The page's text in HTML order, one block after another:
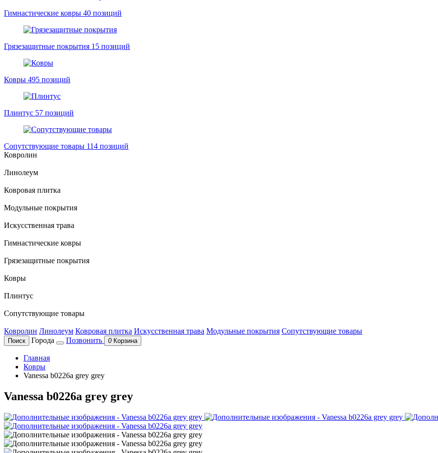
Гимнастические ковры 40 позиций
Грязезащитные покрытия 15 позиций
Ковры 495 позиций
Плинтус 57 позиций
Сопутствующие товары 114 позиций
Ковролин
Линолеум
Ковровая плитка
Модульные покрытия
Искусственная трава
Гимнастические ковры
Грязезащитные покрытия
Ковры
Плинтус
Сопутствующие товары
Ковролин Линолеум Ковровая плитка Искусственная трава Модульные покрытия Сопутствующие товары
Поиск Города Позвонить 0 Корзина
Главная
Ковры
Vanessa b0226a grey grey
Vanessa b0226a grey grey